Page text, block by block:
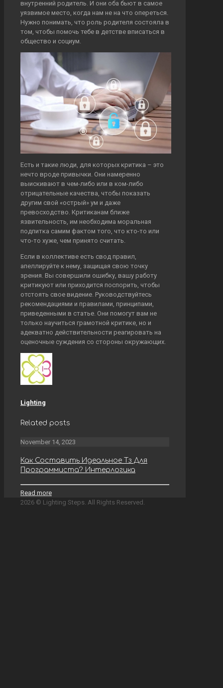
внутренний родитель. И они оба бьют в самое
уязвимое место, когда нам не на что опереться.
Нужно понимать, что роль родителя состояла в
том, чтобы помочь тебе в детстве вписаться в
общество и социум.
Есть и такие люди, для которых критика – это
нечто вроде привычки. Они намеренно
выискивают в чем-либо или в ком-либо
отрицательные качества, чтобы показать
другим свой «острый» ум и даже
превосходство. Критиканам ближе
язвительность, им необходима моральная
подпитка самим фактом того, что кто-то или
что-то хуже, чем принято считать.
Если в коллективе есть свод правил,
апеллируйте к нему, защищая свою точку
зрения. Вы совершили ошибку, вашу работу
критикуют или приходится поспорить, чтобы
отстоять свое видение. Руководствуйтесь
рекомендациями и правилами, принципами,
приведенными в статье. Они помогут вам не
только научиться грамотной критике, но и
адекватно действительности реагировать на
оценочные суждения со стороны окружающих.
Lighting
Related posts
November 14, 2023
Как Составить Идеальное Тз Для
Программиста? Интерлогика
Read more
2026 © Lighting Steps. All Rights Reserved.